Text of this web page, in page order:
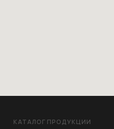
КАТАЛОГ ПРОДУКЦИИ